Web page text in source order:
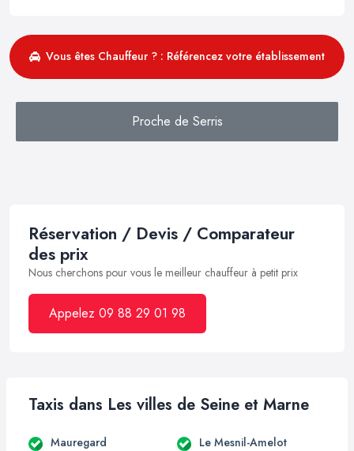
Vous êtes Chauffeur ? : Référencez votre établissement
Proche de Serris
Réservation / Devis / Comparateur
des prix
Nous cherchons pour vous le meilleur chauffeur à petit prix
Appelez 09 88 29 01 98
Taxis dans Les villes de Seine et Marne
Mauregard Le Mesnil-Amelot